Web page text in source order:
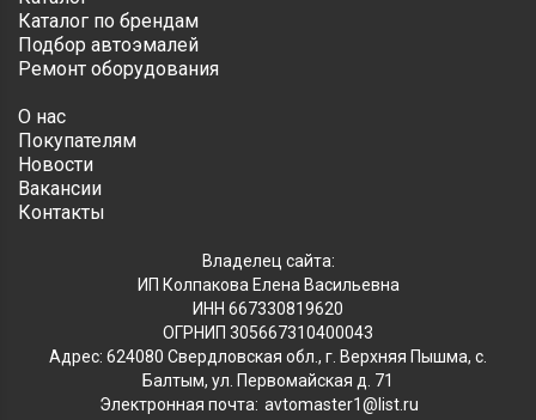
Каталог по брендам
Подбор автоэмалей
Ремонт оборудования
О нас
Покупателям
Новости
Вакансии
Контакты
Владелец сайта:
ИП Колпакова Елена Васильевна
ИНН 667330819620
ОГРНИП 305667310400043
Адрес: 624080 Свердловская обл., г. Верхняя Пышма, с.
Балтым, ул. Первомайская д. 71
Электронная почта: avtomaster1@list.ru